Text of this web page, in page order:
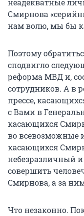
неадекватные
Смирнова
нам волю, мы бы
Поэтому
сподвигло
реформа МВД и,
сотрудников. А в
прессе,
с Вами в
касающихся
во всевозможные
касающихся
небезразличный
совершить
Смирнова, а за
Что незаконно.